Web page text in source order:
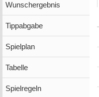
Wunschergebnis
Tippabgabe
Spielplan
Tabelle
Spielregeln